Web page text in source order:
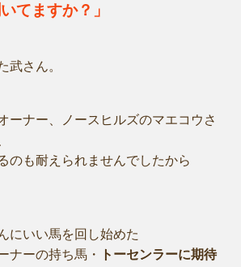
てますか？」
武さん。
ーナー、ノースヒルズのマエコウさ
のも耐えられませんでしたから
にいい馬を回し始めた
ナーの持ち馬・
トーセンラーに期待